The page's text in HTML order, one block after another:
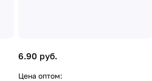
6.90 руб.
Цена оптом: